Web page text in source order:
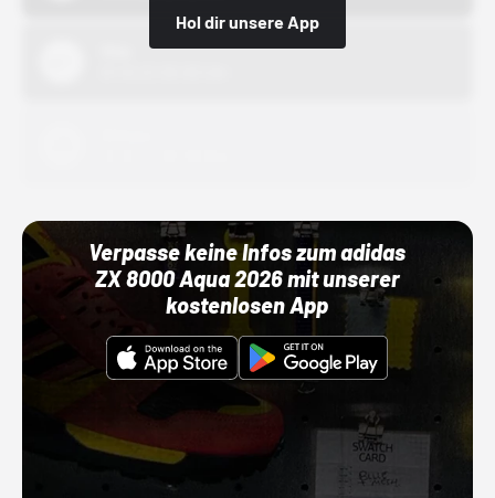
Hol dir unsere App
Verpasse keine Infos zum adidas
ZX 8000 Aqua 2026 mit unserer
kostenlosen App